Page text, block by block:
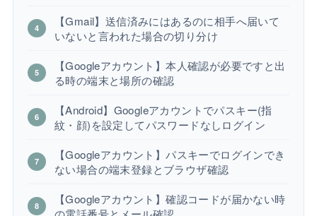
【Gmail】送信済みにはあるのに相手へ届いて
いないと言われた場合の切り分け
【Googleアカウント】本人確認が必要ですと出
る時の端末と場所の確認
【Android】Googleアカウントでパスキー(指
紋・顔)を設定してパスワードなしログイン
【Googleアカウント】パスキーでログインでき
ない場合の端末登録とブラウザ確認
【Googleアカウント】確認コードが届かない時